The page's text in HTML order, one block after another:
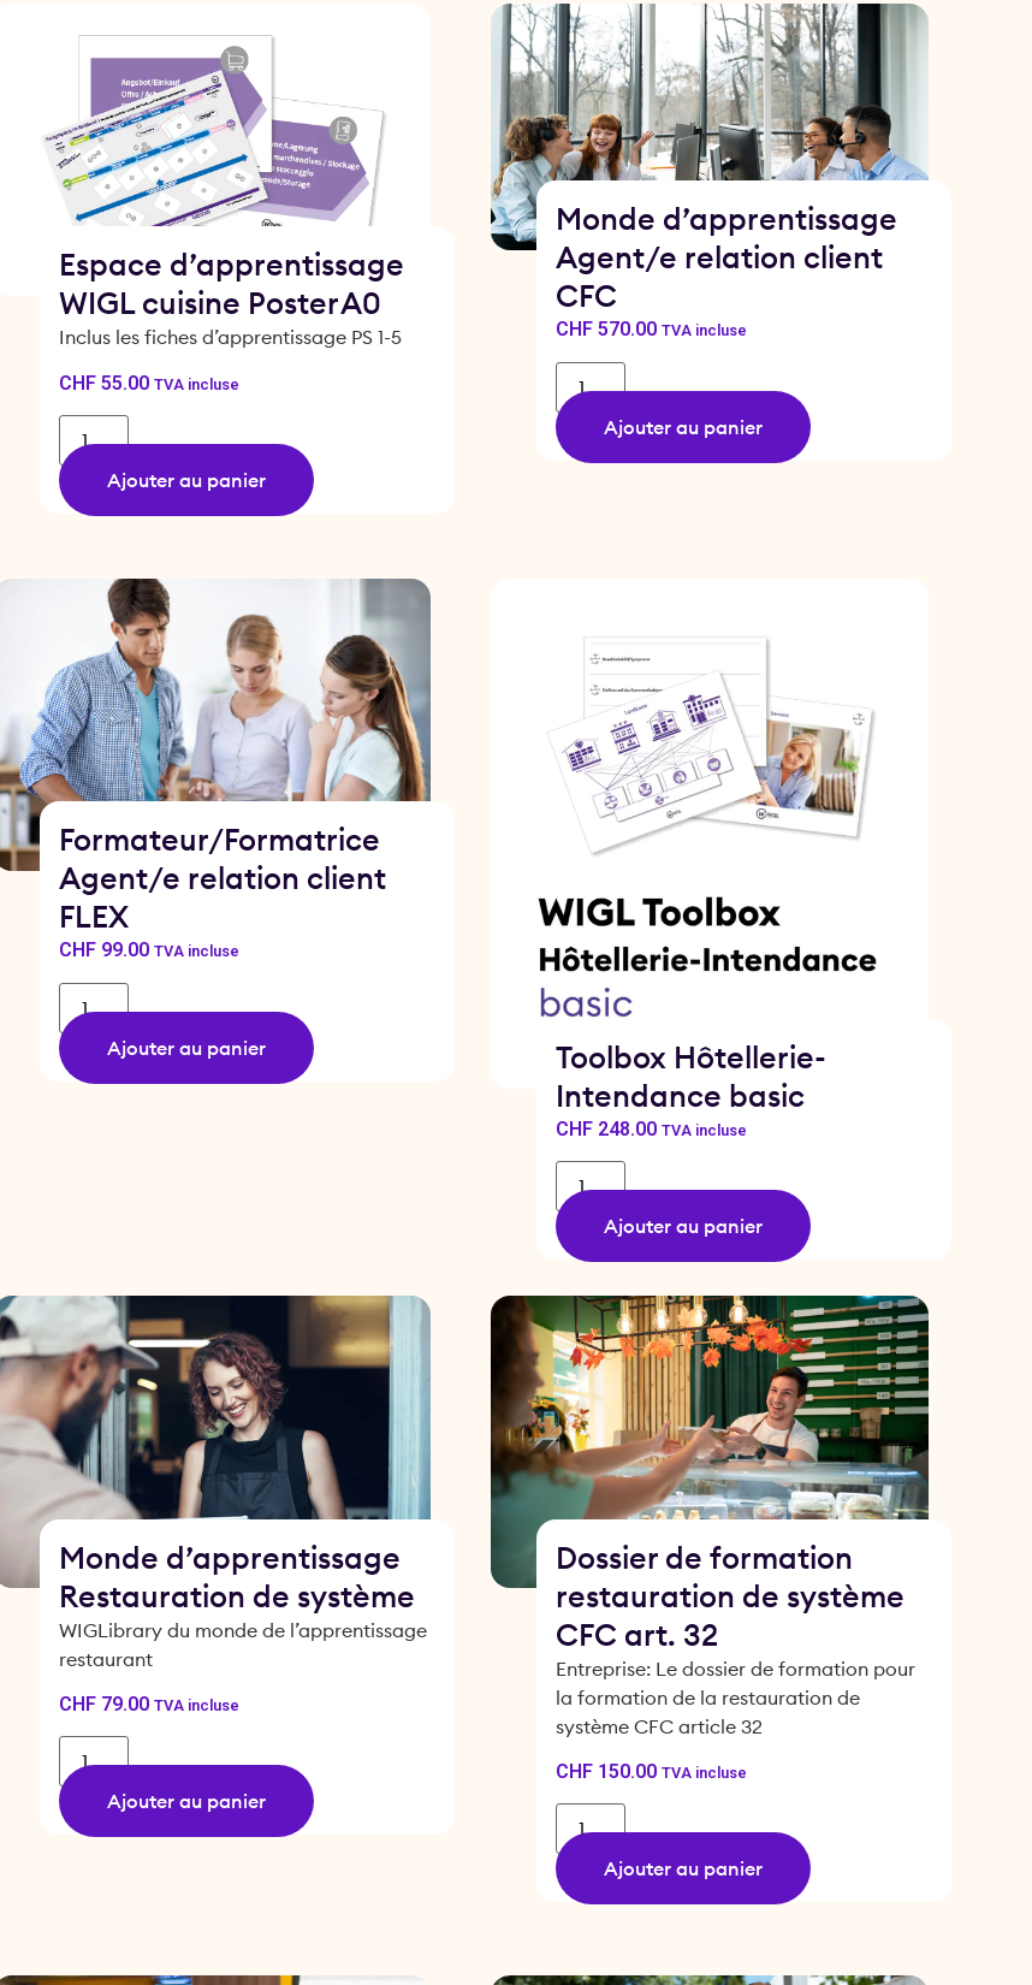
Espace d’apprentissage
WIGL cuisine Poster A0
Inclus les fiches d’apprentissage PS 1-5
CHF55.00 TVA incluse
Ajouter au panier
Monde d’apprentissage
Agent/e relation client
CFC
CHF570.00 TVA incluse
Ajouter au panier
Formateur/Formatrice
Agent/e relation client
FLEX
CHF99.00 TVA incluse
Ajouter au panier
Toolbox Hôtellerie-
Intendance basic
CHF248.00 TVA incluse
Ajouter au panier
Monde d’apprentissage
Restauration de système
WIGLibrary du monde de l’apprentissage
restaurant
CHF79.00 TVA incluse
Ajouter au panier
Dossier de formation
restauration de système
CFC art. 32
Entreprise: Le dossier de formation pour
la formation de la restauration de
système CFC article 32
CHF150.00 TVA incluse
Ajouter au panier